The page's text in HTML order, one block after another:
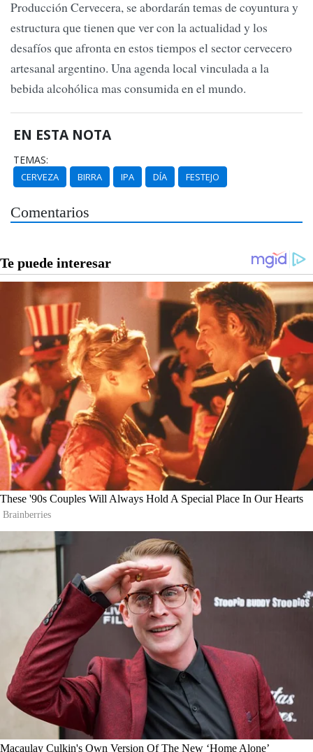
Producción Cervecera, se abordarán temas de coyuntura y
estructura que tienen que ver con la actualidad y los
desafíos que afronta en estos tiempos el sector cervecero
artesanal argentino. Una agenda local vinculada a la
bebida alcohólica mas consumida en el mundo.
EN ESTA NOTA
TEMAS:
CERVEZA BIRRA IPA DÍA FESTEJO
Comentarios